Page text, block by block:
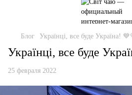
Блог Українці, все буде Україна!
Українці, все буде
25 февраля 2022